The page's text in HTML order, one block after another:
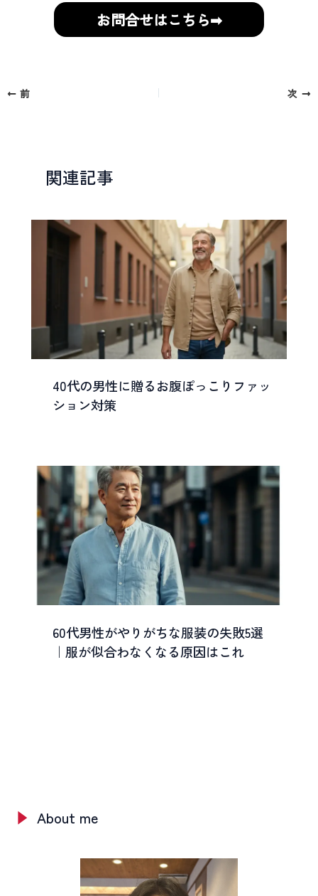
e
t
お問合せはこちら➡
前 次
関連記事
40代の男性に贈るお腹ぽっこりファッ
ション対策
60代男性がやりがちな服装の失敗5選
｜服が似合わなくなる原因はこれ
About me